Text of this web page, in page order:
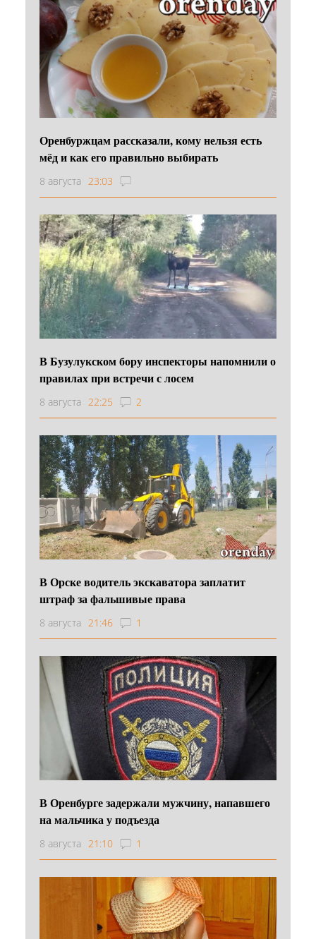
Оренбуржцам рассказали, кому нельзя есть
мёд и как его правильно выбирать
8 августа 23:03
В Бузулукском бору инспекторы напомнили о
правилах при встречи с лосем
8 августа 22:25 2
В Орске водитель экскаватора заплатит
штраф за фальшивые права
8 августа 21:46 1
В Оренбурге задержали мужчину, напавшего
на мальчика у подъезда
8 августа 21:10 1